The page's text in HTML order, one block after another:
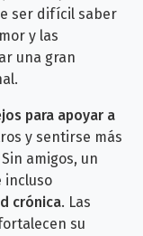
ser difícil saber
y las
una gran
para apoyar a
y sentirse más
Sin amigos, un
incluso
crónica. Las
su